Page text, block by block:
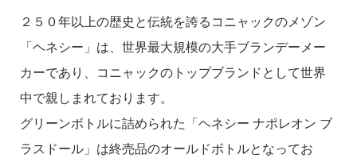
２５０年以上の歴史と伝統を誇るコニャックのメゾン
「ヘネシー」は、世界最大規模の大手ブランデーメー
カーであり、コニャックのトップブランドとして世界
中で親しまれております。
グリーンボトルに詰められた「ヘネシー ナポレオン ブ
ラスドール」は終売品のオールドボトルとなってお